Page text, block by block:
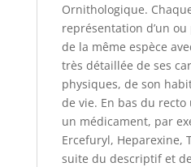
Ornithologique.
représentation d’un
de la même espèce
très détaillée de ses
physiques, de son
de vie. En bas du
un médicament, par
Ercefuryl, Heparexine,
suite du descriptif et